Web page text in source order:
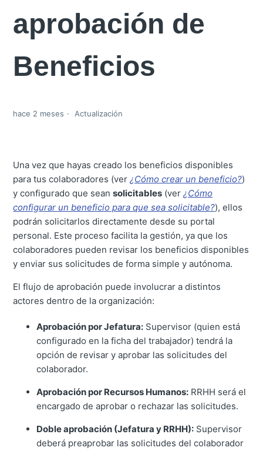
aprobación de
Beneficios
hace 2 meses Actualización
Una vez que hayas creado los beneficios disponibles
para tus colaboradores (ver¿Cómo crear un beneficio?)
y configurado que seansolicitables (ver¿Cómo
configurar un beneficio para que sea solicitable?), ellos
podrán solicitarlos directamente desde su portal
personal. Este proceso facilita la gestión, ya que los
colaboradores pueden revisar los beneficios disponibles
y enviar sus solicitudes de forma simple y autónoma.
El flujo de aprobación puede involucrar a distintos
actores dentro de la organización:
Aprobación por Jefatura: Supervisor (quien está
configurado en la ficha del trabajador) tendrá la
opción de revisar y aprobar las solicitudes del
colaborador.
Aprobación por Recursos Humanos: RRHH será el
encargado de aprobar o rechazar las solicitudes.
Doble aprobación (Jefatura y RRHH): Supervisor
deberá preaprobar las solicitudes del colaborador